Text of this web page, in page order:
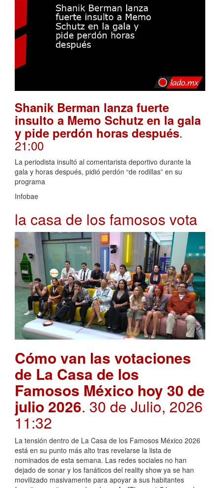
Shanik Berman lanza fuerte
insulto a Memo Schutz en la gala
y pide perdón horas después.
21:00
La periodista insultó al comentarista deportivo durante la
gala y horas después, pidió perdón “de rodillas” en su
programa
Infobae
la casa de los famosos vota
Cómo van las votaciones
de La Casa de los
Famosos México hoy 30 de
julio 2026. 30 de Julio, 2026
11:32
La tensión dentro de La Casa de los Famosos México 2026
está en su punto más alto tras revelarse la lista de
nominados de esta semana. Las redes sociales no han
dejado de sonar y los fanáticos del reality show ya se han
movilizado masivamente para apoyar a sus habitantes